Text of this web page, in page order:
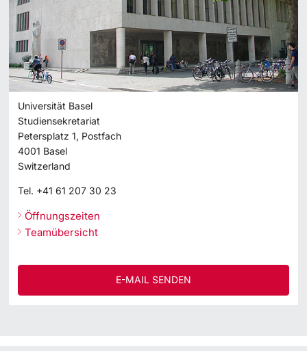
Universität Basel
Studiensekretariat
Petersplatz 1, Postfach
4001 Basel
Switzerland
Tel. +41 61 207 30 23
Öffnungszeiten
Teamübersicht
E-MAIL SENDEN